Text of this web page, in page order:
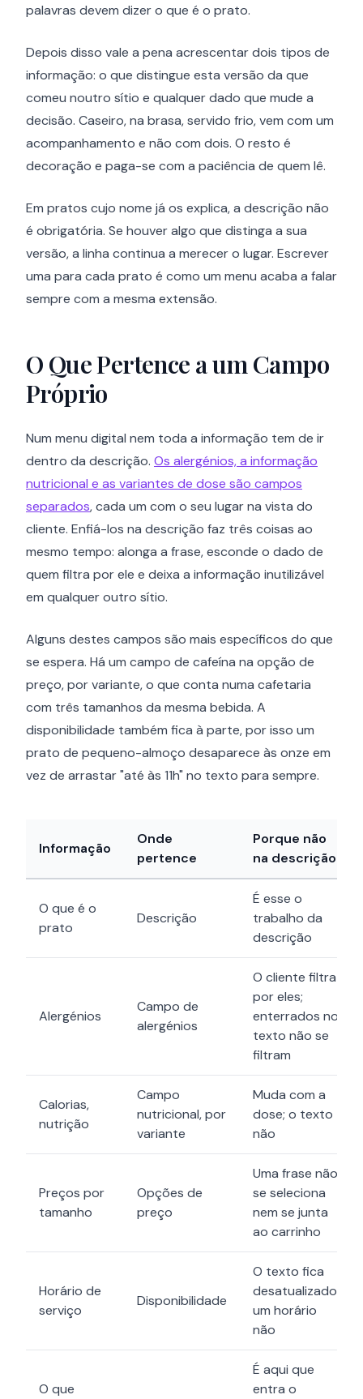
palavras devem dizer o que é o prato.
Depois disso vale a pena acrescentar dois tipos de
informação: o que distingue esta versão da que
comeu noutro sítio e qualquer dado que mude a
decisão. Caseiro, na brasa, servido frio, vem com um
acompanhamento e não com dois. O resto é
decoração e paga-se com a paciência de quem lê.
Em pratos cujo nome já os explica, a descrição não
é obrigatória. Se houver algo que distinga a sua
versão, a linha continua a merecer o lugar. Escrever
uma para cada prato é como um menu acaba a falar
sempre com a mesma extensão.
O Que Pertence a um Campo
Próprio
Num menu digital nem toda a informação tem de ir
dentro da descrição. Os alergénios, a informação
nutricional e as variantes de dose são campos
separados, cada um com o seu lugar na vista do
cliente. Enfiá-los na descrição faz três coisas ao
mesmo tempo: alonga a frase, esconde o dado de
quem filtra por ele e deixa a informação inutilizável
em qualquer outro sítio.
Alguns destes campos são mais específicos do que
se espera. Há um campo de cafeína na opção de
preço, por variante, o que conta numa cafetaria
com três tamanhos da mesma bebida. A
disponibilidade também fica à parte, por isso um
prato de pequeno-almoço desaparece às onze em
vez de arrastar "até às 11h" no texto para sempre.
Informação
Onde
pertence
Porque não
na descrição
O que é o
prato
Descrição
É esse o
trabalho da
descrição
Alergénios
Campo de
alergénios
O cliente filtra
por eles;
enterrados no
texto não se
filtram
Calorias,
nutrição
Campo
nutricional, por
variante
Muda com a
dose; o texto
não
Preços por
tamanho
Opções de
preço
Uma frase não
se seleciona
nem se junta
ao carrinho
Horário de
serviço
Disponibilidade
O texto fica
desatualizado;
um horário
não
O que
É aqui que
entra o